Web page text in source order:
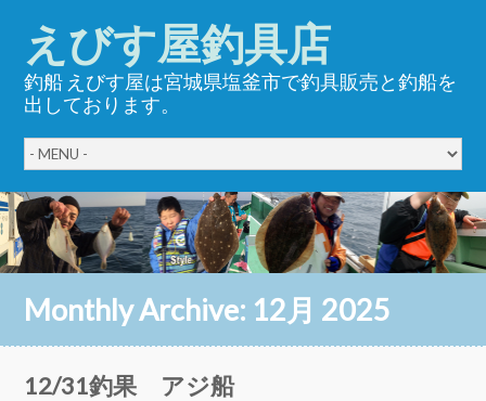
えびす屋釣具店
釣船 えびす屋は宮城県塩釜市で釣具販売と釣船を
出しております。
Monthly Archive: 12月 2025
12/31釣果 アジ船